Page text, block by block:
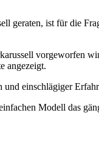
geraten, ist für die
vorgeworfen
angezeigt.
einschlägiger
Modell das